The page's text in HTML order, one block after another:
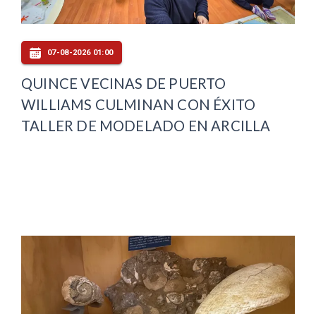
07-08-2026 01:00
QUINCE VECINAS DE PUERTO
WILLIAMS CULMINAN CON ÉXITO
TALLER DE MODELADO EN ARCILLA